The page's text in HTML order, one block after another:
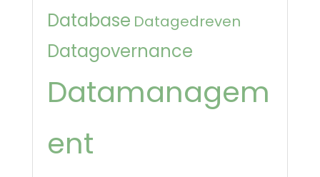
Database Datagedreven
Datagovernance
Datamanagem
ent